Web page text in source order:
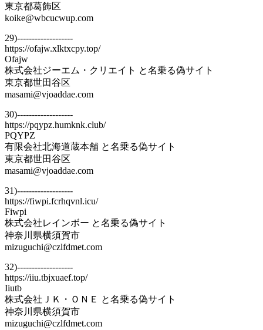
東京都葛飾区
koike@wbcucwup.com
29)-------------------
https://ofajw.xlktxcpy.top/
Ofajw
株式会社ジーエム・クリエイト と名乗る偽サイト
東京都世田谷区
masami@vjoaddae.com
30)-------------------
https://pqypz.humknk.club/
PQYPZ
有限会社北海道蔵本舗 と名乗る偽サイト
東京都世田谷区
masami@vjoaddae.com
31)-------------------
https://fiwpi.fcrhqvnl.icu/
Fiwpi
株式会社レインボー と名乗る偽サイト
神奈川県横須賀市
mizuguchi@czlfdmet.com
32)-------------------
https://iiu.tbjxuaef.top/
Iiutb
株式会社ＪＫ・ＯＮＥ と名乗る偽サイト
神奈川県横須賀市
mizuguchi@czlfdmet.com